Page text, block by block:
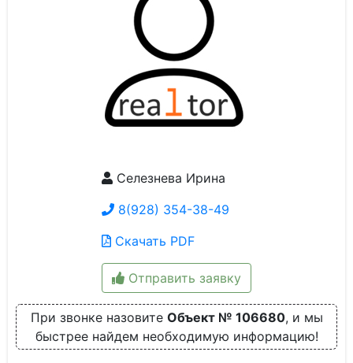
Селезнева Ирина
8(928) 354-38-49
Скачать PDF
Отправить заявку
При звонке назовите Объект № 106680, и мы
быстрее найдем необходимую информацию!